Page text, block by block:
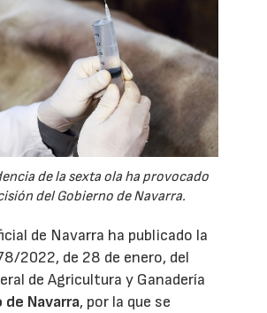
de la sexta ola ha provocado
del Gobierno de Navarra.
de Navarra ha publicado la
2022, de 28 de enero, del
de Agricultura y Ganadería
de Navarra, por la que se